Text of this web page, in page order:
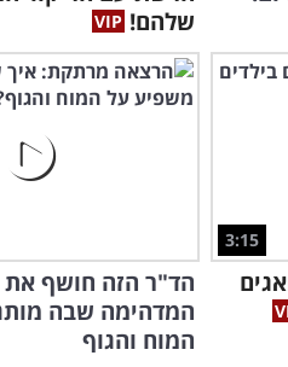
שלהם!
3:15
הד"ר הזה חושף את
המדהימה שבה
המוח והגוף